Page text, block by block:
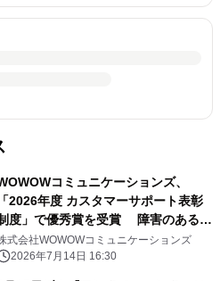
コミュニケーションズ、
「2026年度 カスタマーサポート表彰
度」で優秀賞を受賞 障害のある方
活躍機会創出と応対品質向上を両立
式会社WOWOWコミュニケーションズ
2026年7月14日 16:30